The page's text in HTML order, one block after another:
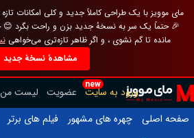
مای موویز با یک طراحی کاملاً جدید و کلی امکانات
🎉 حتماً یک سر به نسخهٔ جدید بزن و راحت بگرد
مانده تا گم نشوی ، و اگر ظاهر تازه‌تری می‌خواهی
مشاهدهٔ نسخهٔ جدید
new
ورود به سایت عضویت لیست من
صفحه اصلی
چهره های مشهور
فیلم های برتر